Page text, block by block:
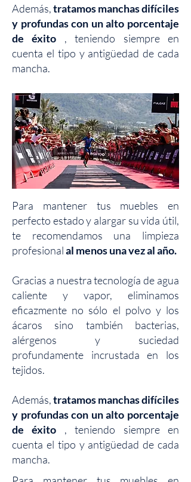
Además,tratamos manchas difíciles
y profundas con un alto porcentaje
de éxito , teniendo siempre en
cuenta el tipo y antigüedad de cada
mancha.
Para mantener tus muebles en
perfecto estado y alargar su vida útil,
te recomendamos una limpieza
profesionalal menos una vez al año.
Gracias a nuestra tecnología de agua
caliente y vapor, eliminamos
eficazmente no sólo el polvo y los
ácaros sino también bacterias,
alérgenos y suciedad
profundamente incrustada en los
tejidos.
Además,tratamos manchas difíciles
y profundas con un alto porcentaje
de éxito , teniendo siempre en
cuenta el tipo y antigüedad de cada
mancha.